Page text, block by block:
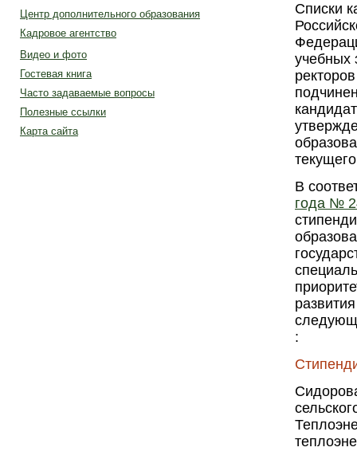
Центр дополнительного образования
Кадровое агентство
Видео и фото
Гостевая книга
Часто задаваемые вопросы
Полезные ссылки
Карта сайта
Списки
учебных
В
года №
: